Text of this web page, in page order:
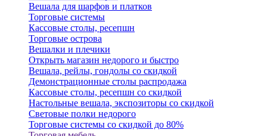
Вешала для шарфов и платков
Торговые системы
Кассовые столы, ресепшн
Торговые острова
Вешалки и плечики
Открыть магазин недорого и быстро
Вешала, рейлы, гондолы со скидкой
Демонстрационные столы распродажа
Кассовые столы, ресепшн со скидкой
Настольные вешала, экспозиторы со скидкой
Световые полки недорого
Торговые системы со скидкой до 80%